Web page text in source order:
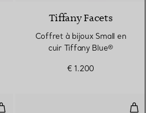
Tiffany Facets
Coffret à bijoux Small en
cuir Tiffany Blue®
€ 1.200
Lys en argent 925